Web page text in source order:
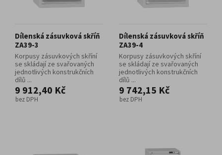
Dílenská zásuvková skříň
ZA39-3
Korpusy zásuvkových skříní
se skládají ze svařovaných
jednotlivých konstrukčních
dílů ...
9 912,40 Kč
bez DPH
Dílenská zásuvková skříň
ZA39-4
Korpusy zásuvkových skříní
se skládají ze svařovaných
jednotlivých konstrukčních
dílů ...
9 742,15 Kč
bez DPH